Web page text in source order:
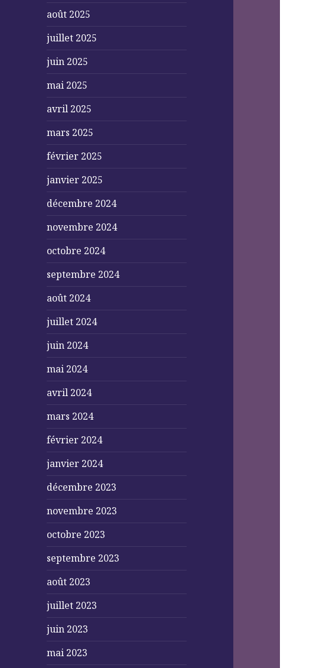
août 2025
juillet 2025
juin 2025
mai 2025
avril 2025
mars 2025
février 2025
janvier 2025
décembre 2024
novembre 2024
octobre 2024
septembre 2024
août 2024
juillet 2024
juin 2024
mai 2024
avril 2024
mars 2024
février 2024
janvier 2024
décembre 2023
novembre 2023
octobre 2023
septembre 2023
août 2023
juillet 2023
juin 2023
mai 2023